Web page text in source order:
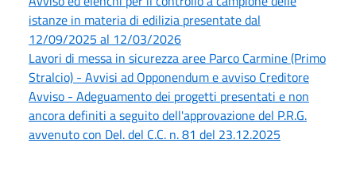
istanze in materia di edilizia presentate dal
12/09/2025 al 12/03/2026
Lavori di messa in sicurezza aree Parco Carmine (Primo
Stralcio) - Avvisi ad Opponendum e avviso Creditore
Avviso - Adeguamento dei progetti presentati e non
ancora definiti a seguito dell'approvazione del P.R.G.
avvenuto con Del. del C.C. n. 81 del 23.12.2025